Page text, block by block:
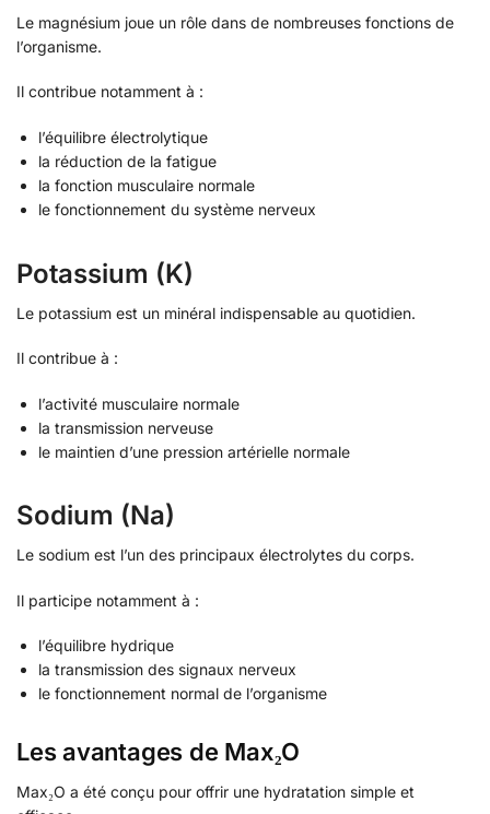
Le magnésium joue un rôle dans de nombreuses fonctions de
l’organisme.
Il contribue notamment à :
l’équilibre électrolytique
la réduction de la fatigue
la fonction musculaire normale
le fonctionnement du système nerveux
Potassium (K)
Le potassium est un minéral indispensable au quotidien.
Il contribue à :
l’activité musculaire normale
la transmission nerveuse
le maintien d’une pression artérielle normale
Sodium (Na)
Le sodium est l’un des principaux électrolytes du corps.
Il participe notamment à :
l’équilibre hydrique
la transmission des signaux nerveux
le fonctionnement normal de l’organisme
Les avantages de Max₂O
Max₂O a été conçu pour offrir une hydratation simple et